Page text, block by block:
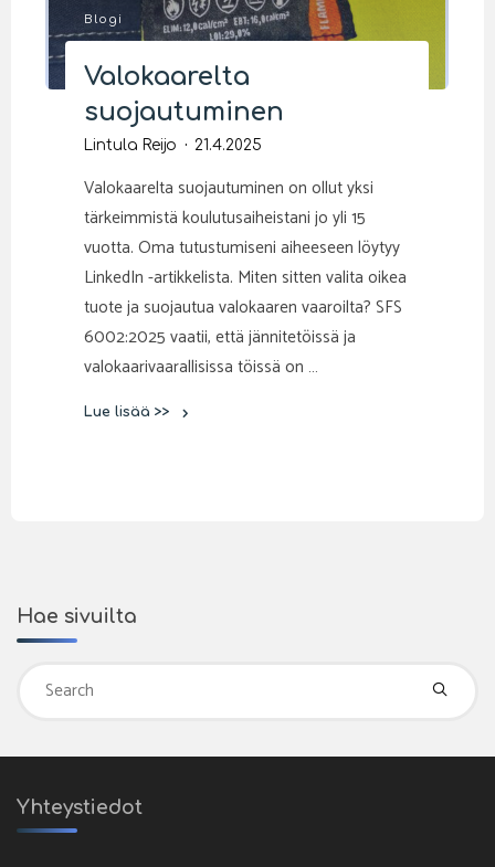
Blogi
Valokaarelta
suojautuminen
Lintula Reijo 21.4.2025
Valokaarelta suojautuminen on ollut yksi
tärkeimmistä koulutusaiheistani jo yli 15
vuotta. Oma tutustumiseni aiheeseen löytyy
LinkedIn -artikkelista. Miten sitten valita oikea
tuote ja suojautua valokaaren vaaroilta? SFS
6002:2025 vaatii, että jännitetöissä ja
valokaarivaarallisissa töissä on …
Lue lisää >>
Hae sivuilta
Yhteystiedot